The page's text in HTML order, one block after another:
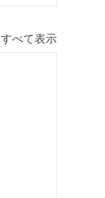
すべて表示